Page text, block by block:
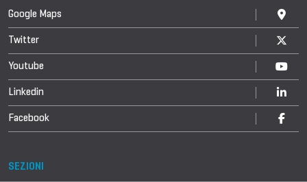
Google Maps
Twitter
Youtube
Linkedin
Facebook
SEZIONI